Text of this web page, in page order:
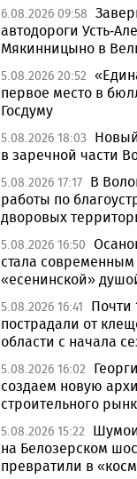
6.08.2026 09:58
автодороги Усть-
Мякинницыно в
5.08.2026 20:52
первое место в
Госдуму
5.08.2026 18:03
в заречной части
5.08.2026 17:17 В
работы по
дворовых
5.08.2026 16:50
стала
«есенинской»
5.08.2026 16:41
Почти
пострадали от
области с начала
5.08.2026 16:02
создаем новую
строительного
5.08.2026 15:22
на Белозерском
превратили в